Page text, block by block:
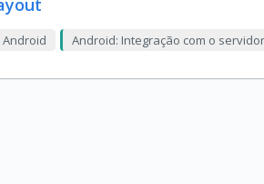
Android Android: Integração com o